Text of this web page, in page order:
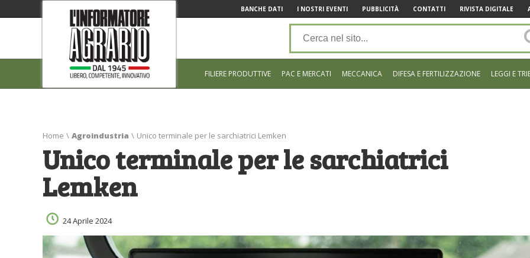
BANCHE DATI I NOSTRI EVENTI PUBBLICITÀ CONTATTI RIVISTA DIGITALE
FILIERE PRODUTTIVE PAC E MERCATI MECCANICA DIFESA E FERTILIZZAZIONE LEGGI E
Home \ Agroindustria \ Unico terminale per le sarchiatrici Lemken
Unico terminale per le sarchiatrici
Lemken
24 Aprile 2024